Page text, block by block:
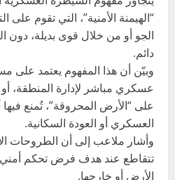
“الهيمنة الأمنية”، التي تقوم على
الجو أو من خلال قوى بديلة، دون
دائم.
وبيّن أن هذا المفهوم يعتمد على
عسكري مباشر لإدارة المنطقة،
على “الأرض المحروقة”، تُمنع
العسكري أو العودة السكانية.
وأشار ملاعب إلى أن الطروحات
تتقاطع عند هدف فرض تحكم
الأرض أو خارجها.